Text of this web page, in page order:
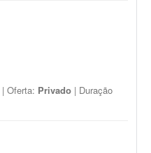
| Oferta: Privado | Duração